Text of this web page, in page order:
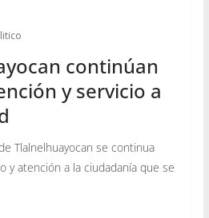
continúan
y servicio a
Tlalnelhuayocan se continua
y atención a la ciudadanía que se